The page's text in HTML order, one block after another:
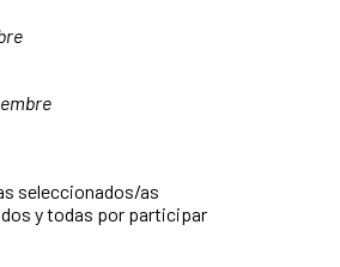
seleccionados/as
y todas por participar